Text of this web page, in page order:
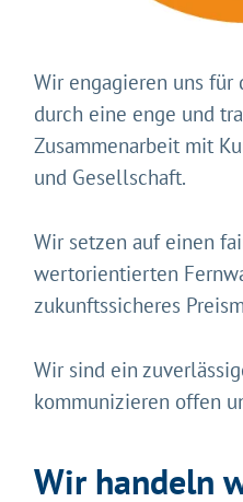
Wir engagieren uns für
durch eine enge und
Zusammenarbeit mit
und Gesellschaft.
Wir setzen auf einen
wertorientierten
zukunftssicheres
Wir sind ein
kommunizieren offen
Wir handeln